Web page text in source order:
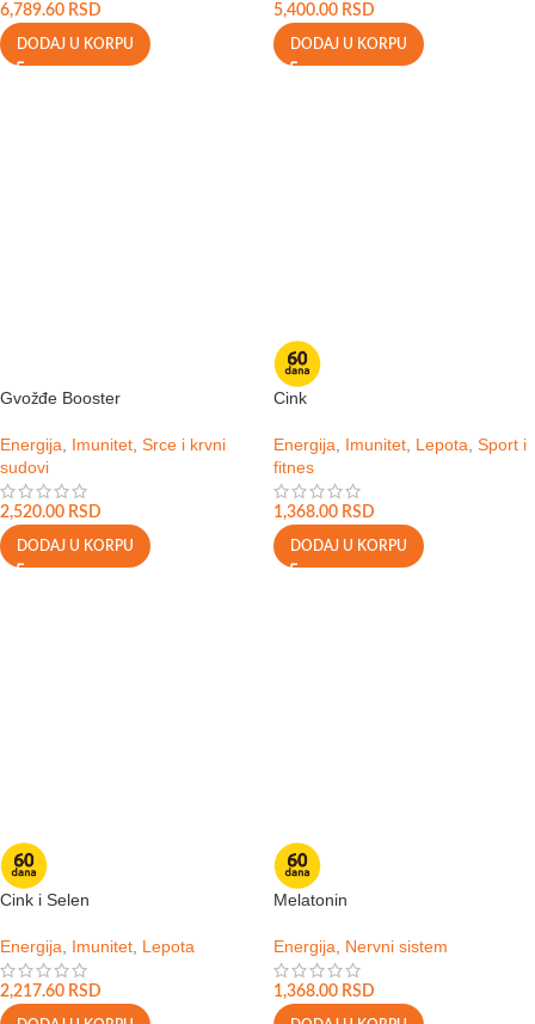
6,789.60 RSD
DODAJ U KORPU
5,400.00 RSD
DODAJ U KORPU
Gvožđe Booster
Energija Imunitet Srce i krvni
sudovi
2,520.00 RSD
DODAJ U KORPU
Cink
Energija Imunitet Lepota Sport i
fitnes
1,368.00 RSD
DODAJ U KORPU
Cink i Selen
Energija Imunitet Lepota
2,217.60 RSD
Melatonin
Energija Nervni sistem
1,368.00 RSD